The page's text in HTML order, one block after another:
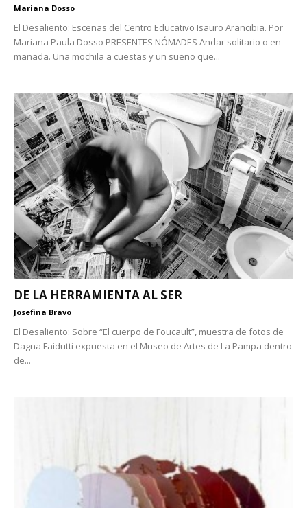
Mariana Dosso
El Desaliento: Escenas del Centro Educativo Isauro Arancibia. Por
Mariana Paula Dosso PRESENTES NÓMADES Andar solitario o en
manada. Una mochila a cuestas y un sueño que...
DE LA HERRAMIENTA AL SER
Josefina Bravo
El Desaliento: Sobre “El cuerpo de Foucault”, muestra de fotos de
Dagna Faidutti expuesta en el Museo de Artes de La Pampa dentro
de...